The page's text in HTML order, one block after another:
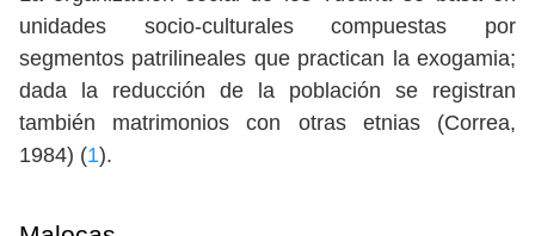
unidades socio-culturales compuestas por
segmentos patrilineales que practican la exogamia;
dada la reducción de la población se registran
también matrimonios con otras etnias (Correa,
1984) (1).